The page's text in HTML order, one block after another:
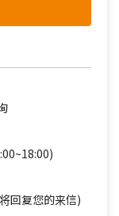
回复您的来信)